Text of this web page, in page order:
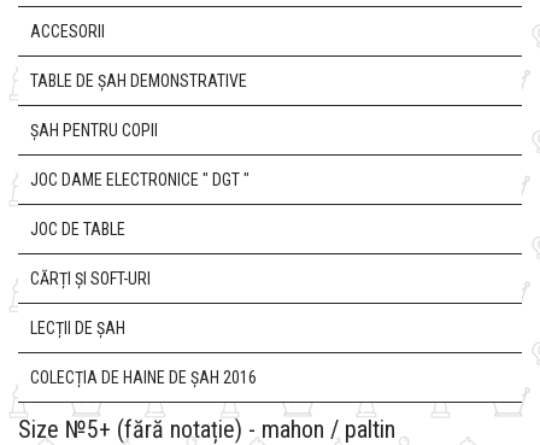
ACCESORII
TABLE DE ȘAH DEMONSTRATIVE
ȘAH PENTRU COPII
JOC DAME ELECTRONICE " DGT "
JOC DE TABLE
CĂRȚI ȘI SOFT-URI
LECȚII DE ȘAH
COLECȚIA DE HAINE DE ȘAH 2016
Size №5+ (fără notație) - mahon / paltin